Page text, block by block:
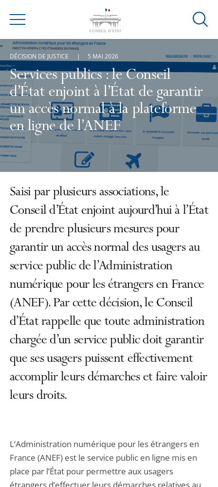
Menu
Ouvrir
de
Services publics : le Conseil
d’État enjoint à l’État de garantir
un accès normal à la plateforme
en ligne de l’ANEF
DÉCISION DE JUSTICE 5 MAI 2026
Saisi par plusieurs associations, le
Conseil d’État enjoint aujourd’hui à l’État
de prendre plusieurs mesures pour
garantir un accès normal des usagers au
service public de l’Administration
numérique pour les étrangers en France
(ANEF). Par cette décision, le Conseil
d’État rappelle que toute administration
chargée d’un service public doit garantir
que ses usagers puissent effectivement
accomplir leurs démarches et faire valoir
leurs droits.
L’Administration numérique pour les étrangers en
France (ANEF) est le service public en ligne mis en
place par l’État pour permettre aux usagers